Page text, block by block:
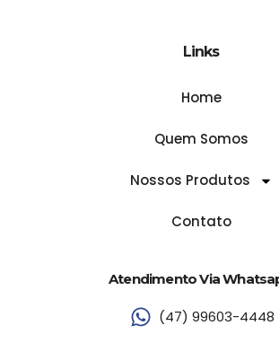
Links
Home
Quem Somos
Nossos Produtos
Contato
Atendimento Via
(47) 99603-4448